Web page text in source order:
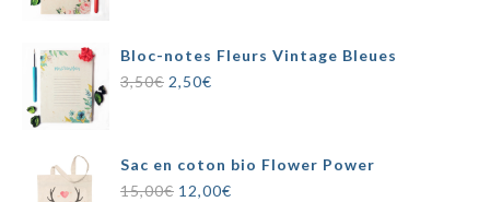
était :
3,50€.
est :
Bloc-notes Fleurs Vintage Bleues
3,50€ Le
était :
3,50€.
2,50€
est :
2,50€.
Sac en coton bio Flower Power
15,00€ Le
12,00€